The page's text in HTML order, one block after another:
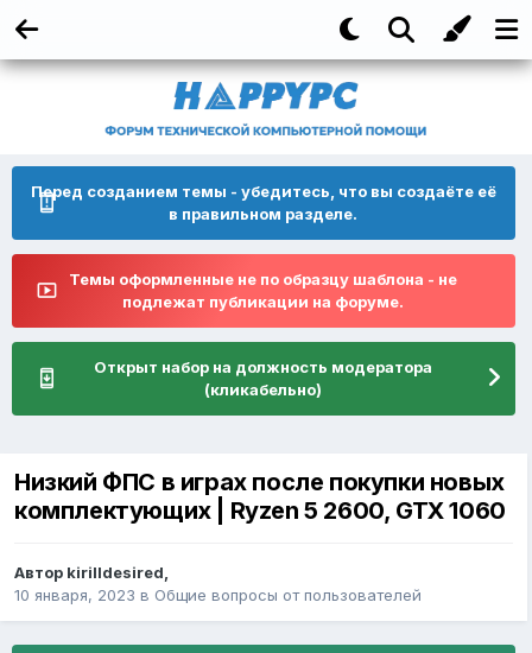
Перед созданием темы - убедитесь, что вы создаёте её
в правильном разделе.
Темы оформленные не по образцу шаблона - не
подлежат публикации на форуме.
Открыт набор на должность модератора
(кликабельно)
Низкий ФПС в играх после покупки новых
комплектующих | Ryzen 5 2600, GTX 1060
Автор kirilldesired,
10 января, 2023 в Общие вопросы от пользователей